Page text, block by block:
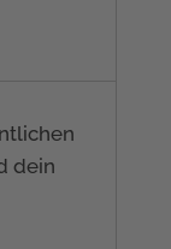
dein